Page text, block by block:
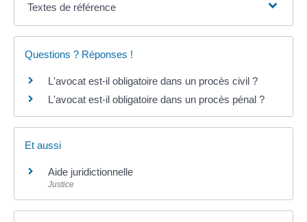
Textes de référence
Questions ? Réponses !
L'avocat est-il obligatoire dans un procès civil ?
L'avocat est-il obligatoire dans un procès pénal ?
Et aussi
Aide juridictionnelle
Justice